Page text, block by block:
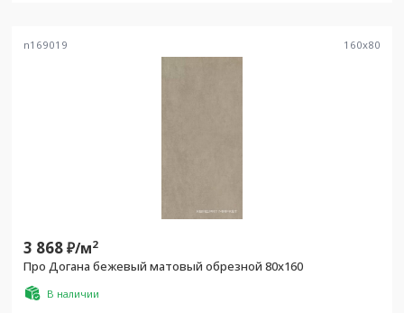
n169019 160x80
3 868₽/м2
Про Догана бежевый матовый обрезной 80x160
В наличии